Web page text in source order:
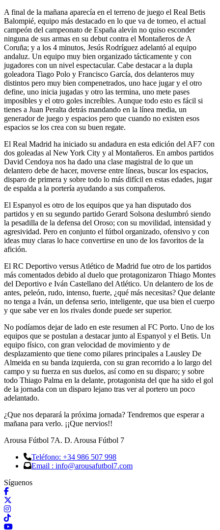
A final de la mañana aparecía en el terreno de juego el Real Betis
Balompié, equipo más destacado en lo que va de torneo, el actual
campeón del campeonato de España alevín no quiso esconder
ninguna de sus armas en su debut contra el Montañeros de A
Coruña; y a los 4 minutos, Jesús Rodríguez adelantó al equipo
andaluz. Un equipo muy bien organizado tácticamente y con
jugadores con un nivel espectacular. Cabe destacar a la dupla
goleadora Tiago Polo y Francisco García, dos delanteros muy
distintos pero muy bien compenetrados, uno hace jugar y el otro
define, uno inicia jugadas y otro las termina, uno mete pases
imposibles y el otro goles increíbles. Aunque todo esto es fácil si
tienes a Juan Peralta detrás mandando en la línea media, un
generador de juego y espacios pero que cuando no existen esos
espacios se los crea con su buen regate.
El Real Madrid ha iniciado su andadura en esta edición del AF7 con
dos goleadas al New York City y al Montañeros. En ambos partidos
David Cendoya nos ha dado una clase magistral de lo que un
delantero debe de hacer, moverse entre líneas, buscar los espacios,
disparo de primera y sobre todo lo más difícil en estas edades, jugar
de espalda a la portería ayudando a sus compañeros.
El Espanyol es otro de los equipos que ya han disputado dos
partidos y en su segundo partido Gerard Solsona deslumbró siendo
la pesadilla de la defensa del Oroso; con su movilidad, intensidad y
agresividad. Pero en conjunto el fútbol organizado, ofensivo y con
ideas muy claras lo hace convertirse en uno de los favoritos de la
afición.
El RC Deportivo versus Atlético de Madrid fue otro de los partidos
más comentados debido al duelo que protagonizaron Thiago Montes
del Deportivo e Iván Castellano del Atlético. Un delantero de los de
antes, peleón, rudo, intenso, fuerte, ¿qué más necesitas? Que delante
no tenga a Iván, un defensa serio, inteligente, que usa bien el cuerpo
y que sabe ver en los rivales donde puede ser superior.
No podíamos dejar de lado en este resumen al FC Porto. Uno de los
equipos que se postulan a destacar junto al Espanyol y el Betis. Un
equipo físico, con gran velocidad de movimiento y de
desplazamiento que tiene como pilares principales a Lausley De
Almeida en su banda izquierda, con su gran recorrido a lo largo del
campo y su fuerza en sus duelos, así como en su disparo; y sobre
todo Thiago Palma en la delante, protagonista del que ha sido el gol
de la jornada con un disparo lejano tras ver al portero un poco
adelantado.
¿Que nos deparará la próxima jornada? Tendremos que esperar a
mañana para verlo. ¡¡Que nervios!!
Arousa Fútbol 7A. D. Arousa Fútbol 7
Teléfono: +34 986 507 998
Email : info@arousafutbol7.com
Síguenos